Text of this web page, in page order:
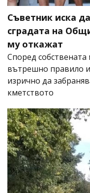
Съветник иска
сградата на
му откажат
Според
вътрешно правило
изрично да
кметството